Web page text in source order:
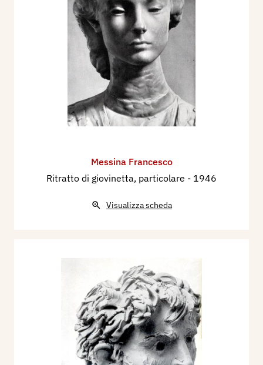
Messina Francesco
Ritratto di giovinetta, particolare - 1946
Visualizza scheda